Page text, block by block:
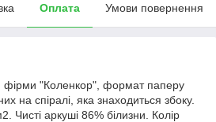
Оплата Умови повернення
"Коленкор", формат паперу
на спіралі, яка знаходиться збоку.
Чисті аркуші 86% білизни. Колір